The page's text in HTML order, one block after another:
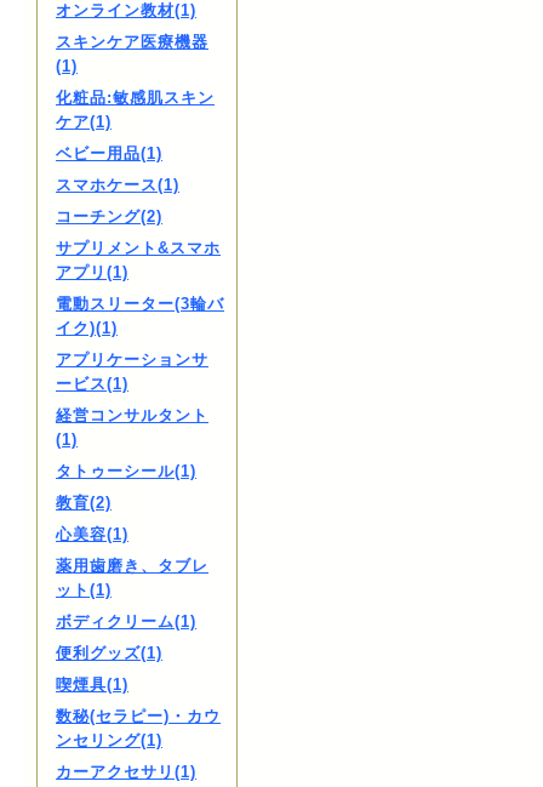
オンライン教材(1)
スキンケア医療機器
(1)
化粧品:敏感肌スキン
ケア(1)
ベビー用品(1)
スマホケース(1)
コーチング(2)
サプリメント&スマホ
アプリ(1)
電動スリーター(3輪バ
イク)(1)
アプリケーションサ
ービス(1)
経営コンサルタント
(1)
タトゥーシール(1)
教育(2)
心美容(1)
薬用歯磨き、タブレ
ット(1)
ボディクリーム(1)
便利グッズ(1)
喫煙具(1)
数秘(セラピー)・カウ
ンセリング(1)
カーアクセサリ(1)